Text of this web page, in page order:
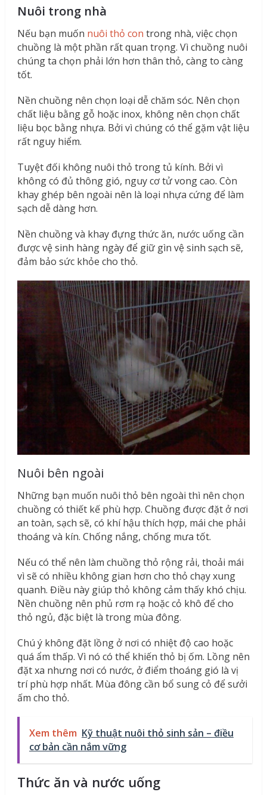
Nuôi trong nhà
Nếu bạn muốn nuôi thỏ con trong nhà, việc chọn
chuồng là một phần rất quan trọng. Vì chuồng nuôi
chúng ta chọn phải lớn hơn thân thỏ, càng to càng
tốt.
Nền chuồng nên chọn loại dễ chăm sóc. Nên chọn
chất liệu bằng gỗ hoặc inox, không nên chọn chất
liệu bọc bằng nhựa. Bởi vì chúng có thể gặm vật liệu
rất nguy hiểm.
Tuyệt đối không nuôi thỏ trong tủ kính. Bởi vì
không có đủ thông gió, nguy cơ tử vong cao. Còn
khay ghép bên ngoài nên là loại nhựa cứng để làm
sạch dễ dàng hơn.
Nền chuồng và khay đựng thức ăn, nước uống cần
được vệ sinh hàng ngày để giữ gìn vệ sinh sạch sẽ,
đảm bảo sức khỏe cho thỏ.
Nuôi bên ngoài
Những bạn muốn nuôi thỏ bên ngoài thì nên chọn
chuồng có thiết kế phù hợp. Chuồng được đặt ở nơi
an toàn, sạch sẽ, có khí hậu thích hợp, mái che phải
thoáng và kín. Chống nắng, chống mưa tốt.
Nếu có thể nên làm chuồng thỏ rộng rải, thoải mái
vì sẽ có nhiều không gian hơn cho thỏ chạy xung
quanh. Điều này giúp thỏ không cảm thấy khó chịu.
Nền chuồng nên phủ rơm rạ hoặc cỏ khô để cho
thỏ ngủ, đặc biệt là trong mùa đông.
Chú ý không đặt lồng ở nơi có nhiệt độ cao hoặc
quá ẩm thấp. Vì nó có thể khiến thỏ bị ốm. Lồng nên
đặt xa nhưng nơi có nước, ở điểm thoáng gió là vị
trí phù hợp nhất. Mùa đông cần bổ sung cỏ để sưởi
ấm cho thỏ.
Xem thêm Kỹ thuật nuôi thỏ sinh sản – điều
cơ bản cần nắm vững
Thức ăn và nước uống